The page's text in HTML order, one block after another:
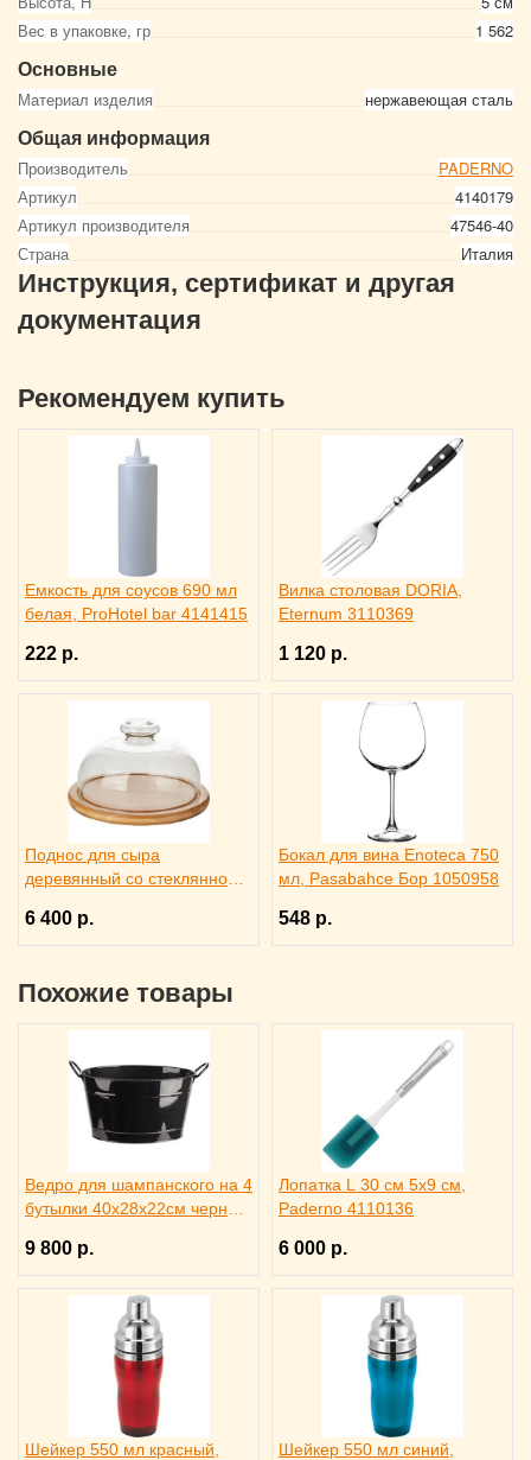
Вес в упаковке, гр
1 562
Основные
Материал изделия нержавеющая сталь
Общая информация
Производитель
PADERNO
Артикул
4140179
Артикул производителя
47546-40
Страна
Италия
Инструкция, сертификат и другая
документация
Рекомендуем купить
Емкость для соусов 690 мл
белая, ProHotel bar 4141415
222 р.
Вилка столовая DORIA,
Eternum 3110369
1 120 р.
Поднос для сыра
деревянный со стеклянной
6 400 р.
Бокал для вина Enoteca 750
мл, Pasabahce Бор 1050958
548 р.
Похожие товары
Ведро для шампанского на 4
бутылки 40х28х22см черное,
9 800 р.
Лопатка L 30 см 5х9 см,
Paderno 4110136
6 000 р.
Шейкер 550 мл красный,
Шейкер 550 мл синий,